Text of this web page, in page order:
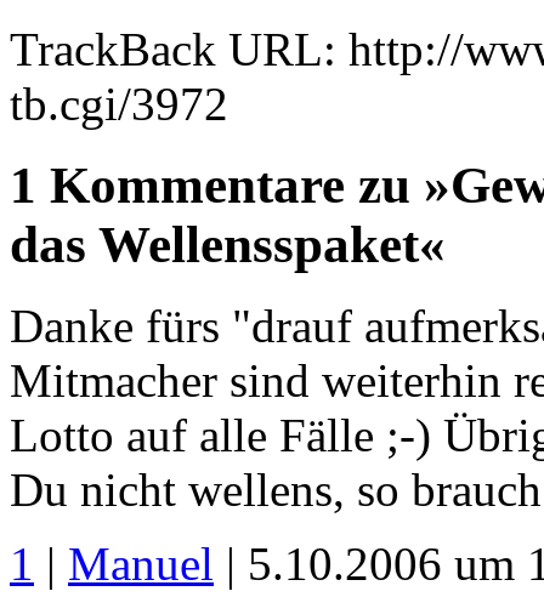
TrackBack URL: http://
tb.cgi/3972
1 Kommentare zu
das Wellensspaket«
Danke fürs "drauf
Mitmacher sind weiterhin
Lotto auf alle Fälle ;-)
Du nicht wellens, so
1 | Manuel | 5.10.2006 um